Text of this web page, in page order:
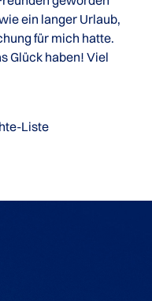
ein langer Urlaub,
für mich hatte.
Glück haben! Viel
Liste